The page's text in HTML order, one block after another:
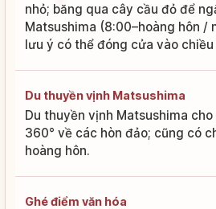
nhỏ; băng qua cây cầu đỏ để
Matsushima (8:00–hoàng hôn /
lưu ý có thể đóng cửa vào
Du thuyền vịnh Matsushima
Du thuyền vịnh Matsushima
360° về các hòn đảo; cũng có
hoàng hôn.
Ghé điểm văn hóa